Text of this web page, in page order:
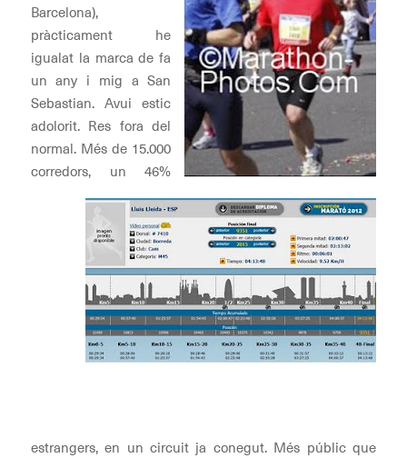
Barcelona),
pràcticament he
igualat la marca de fa
un any i mig a San
Sebastian. Avui estic
adolorit. Res fora del
normal. Més de 15.000
corredors, un 46%
estrangers, en un circuit ja conegut. Més públic que